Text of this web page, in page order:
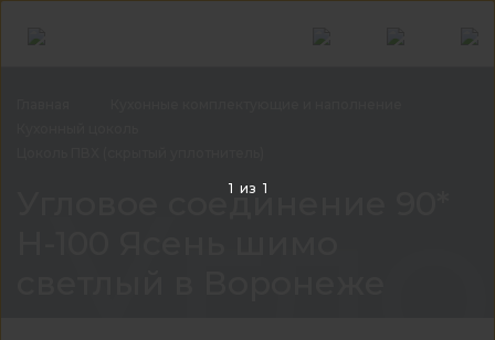
Угловое соединение 90*
1 из 1